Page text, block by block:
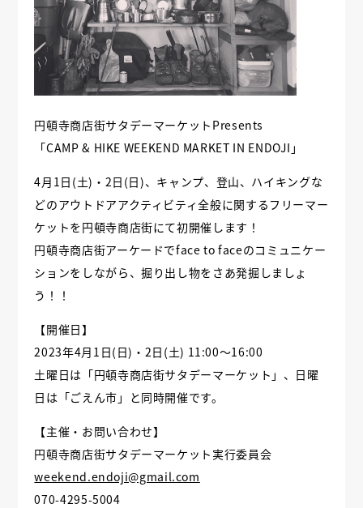
円頓寺商店街サタデーマーケットPresents
「CAMP & HIKE WEEKEND MARKET IN ENDOJI」
4月1日(土)・2日(日)、キャンプ、登山、ハイキングな
どのアウトドアアクティビティ全般に関するフリーマー
ケットを円頓寺商店街にて初開催します！
円頓寺商店街アーケードでface to faceのコミュニケー
ションをしながら、掘り出し物をさあ発掘しましょ
う！！
【開催日】
2023年4月1日(日)・2日(土) 11:00～16:00
土曜日は「円頓寺商店街サタデーマーケット」、日曜
日は「ごえん市」と同時開催です。
【主催・お問い合わせ】
円頓寺商店街サタデーマーケット実行委員会
weekend.endoji@gmail.com
070-4295-5004